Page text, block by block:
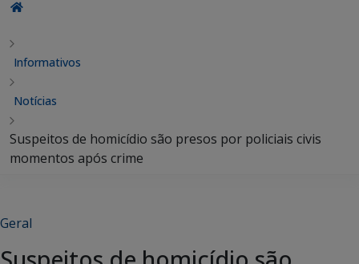
Informativos
Notícias
Suspeitos de homicídio são presos por policiais civis
momentos após crime
Geral